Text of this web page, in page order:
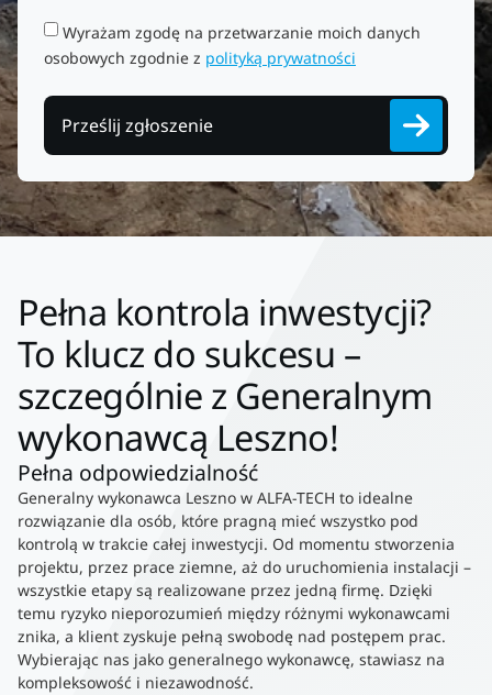
Wyrażam zgodę na przetwarzanie moich danych
osobowych zgodnie z polityką prywatności
Prześlij zgłoszenie
Pełna kontrola inwestycji?
To klucz do sukcesu –
szczególnie z Generalnym
wykonawcą Leszno!
Pełna odpowiedzialność
Generalny wykonawca Leszno w ALFA-TECH to idealne
rozwiązanie dla osób, które pragną mieć wszystko pod
kontrolą w trakcie całej inwestycji. Od momentu stworzenia
projektu, przez prace ziemne, aż do uruchomienia instalacji –
wszystkie etapy są realizowane przez jedną firmę. Dzięki
temu ryzyko nieporozumień między różnymi wykonawcami
znika, a klient zyskuje pełną swobodę nad postępem prac.
Wybierając nas jako generalnego wykonawcę, stawiasz na
kompleksowość i niezawodność.